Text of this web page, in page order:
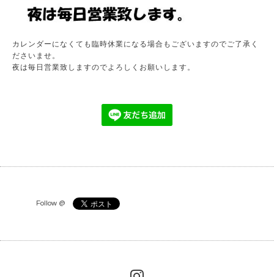
カレンダーになくても臨時休業になる場合もございますのでご了承く
ださいませ。
夜は毎日営業致しますのでよろしくお願いします。
Follow @